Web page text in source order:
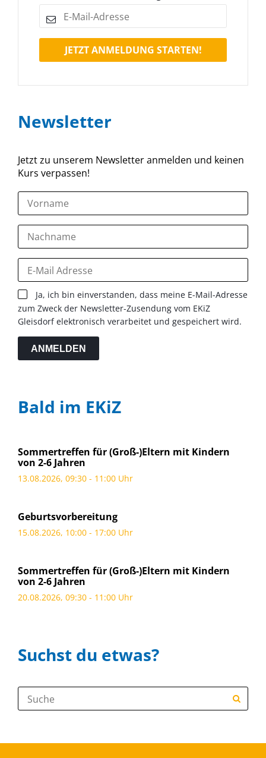
Newsletter
Jetzt zu unserem Newsletter anmelden und keinen
Kurs verpassen!
Ja, ich bin einverstanden, dass meine E-Mail-Adresse
zum Zweck der Newsletter-Zusendung vom EKiZ
Gleisdorf elektronisch verarbeitet und gespeichert wird.
ANMELDEN
Bald im EKiZ
Sommertreffen für (Groß-)Eltern mit Kindern
von 2-6 Jahren
13.08.2026, 09:30 - 11:00 Uhr
Geburtsvorbereitung
15.08.2026, 10:00 - 17:00 Uhr
Sommertreffen für (Groß-)Eltern mit Kindern
von 2-6 Jahren
20.08.2026, 09:30 - 11:00 Uhr
Suchst du etwas?
Suche:
JETZT ANMELDUNG STARTEN!